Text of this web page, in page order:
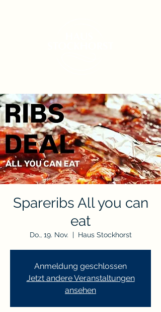
Spareribs All you can
eat
Do., 19. Nov.
  |
Haus Stockhorst
Anmeldung geschlossen
Jetzt andere Veranstaltungen
ansehen